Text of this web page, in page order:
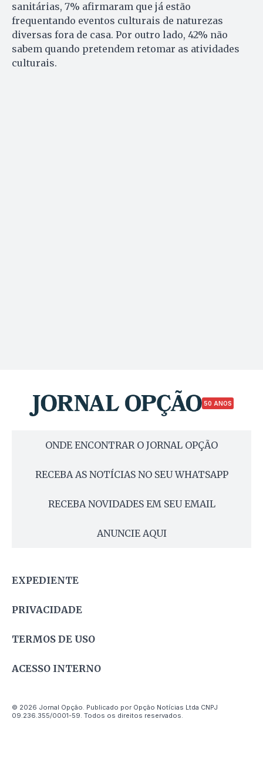
sanitárias, 7% afirmaram que já estão
frequentando eventos culturais de naturezas
diversas fora de casa. Por outro lado, 42% não
sabem quando pretendem retomar as atividades
culturais.
50 ANOS
ONDE ENCONTRAR O JORNAL OPÇÃO
RECEBA AS NOTÍCIAS NO SEU WHATSAPP
RECEBA NOVIDADES EM SEU EMAIL
ANUNCIE AQUI
EXPEDIENTE
PRIVACIDADE
TERMOS DE USO
ACESSO INTERNO
© 2026 Jornal Opção. Publicado por Opção Notícias Ltda CNPJ
09.236.355/0001-59. Todos os direitos reservados.